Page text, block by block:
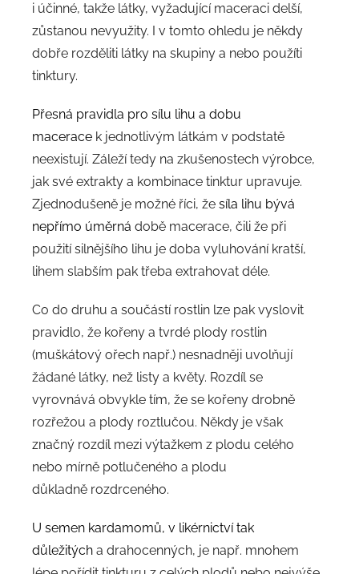
i účinné, takže látky, vyžadující maceraci delší,
zůstanou nevyužity. I v tomto ohledu je někdy
dobře rozděliti látky na skupiny a nebo použíti
tinktury.
Přesná pravidla pro sílu lihu a dobu
macerace k jednotlivým látkám v podstatě
neexistují. Záleží tedy na zkušenostech výrobce,
jak své extrakty a kombinace tinktur upravuje.
Zjednodušeně je možné říci, že síla lihu bývá
nepřímo úměrná době macerace, čili že při
použití silnějšího lihu je doba vyluhování kratší,
lihem slabším pak třeba extrahovat déle.
Co do druhu a součástí rostlin lze pak vyslovit
pravidlo, že kořeny a tvrdé plody rostlin
(muškátový ořech např.) nesnadněji uvolňují
žádané látky, než listy a květy. Rozdíl se
vyrovnává obvykle tím, že se kořeny drobně
rozřežou a plody roztlučou. Někdy je však
značný rozdíl mezi výtažkem z plodu celého
nebo mírně potlučeného a plodu
důkladně rozdrceného.
U semen kardamomů, v likérnictví tak
důležitých a drahocenných, je např. mnohem